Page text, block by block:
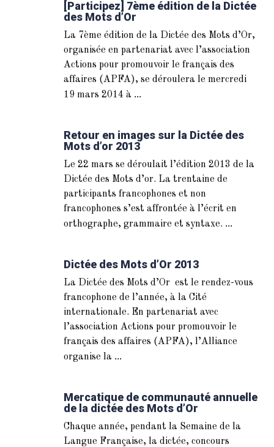
[Participez] 7ème édition de la Dictée
des Mots d’Or
La 7ème édition de la Dictée des Mots d’Or,
organisée en partenariat avec l’association
Actions pour promouvoir le français des
affaires (APFA), se déroulera le mercredi
19 mars 2014 à ...
Retour en images sur la Dictée des
Mots d’or 2013
Le 22 mars se déroulait l’édition 2013 de la
Dictée des Mots d’or. La trentaine de
participants francophones et non
francophones s’est affrontée à l’écrit en
orthographe, grammaire et syntaxe. ...
Dictée des Mots d’Or 2013
La Dictée des Mots d’Or est le rendez-vous
francophone de l’année, à la Cité
internationale. En partenariat avec
l’association Actions pour promouvoir le
français des affaires (APFA), l’Alliance
organise la ...
Mercatique de communauté annuelle
de la dictée des Mots d’Or
Chaque année, pendant la Semaine de la
Langue Française, la dictée, concours